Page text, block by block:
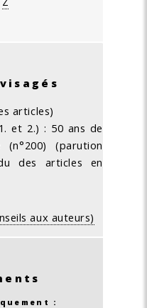
articles)
et 2.) : 50 ans de
(n°200) (parution
des articles en
aux auteurs)
: